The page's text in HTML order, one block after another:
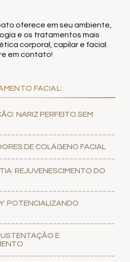
oferece em seu ambiente,
e os tratamentos mais
corporal, capilar e facial.
em contato!
FACIAL:
NARIZ PERFEITO SEM
DE COLÁGENO FACIAL
REJUVENESCIMENTO DO
POTENCIALIZANDO
E